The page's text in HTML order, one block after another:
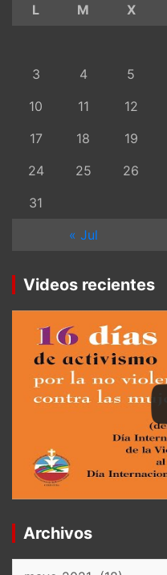
L
M X
3
4 5
10
11 12
17
18 19
24
25 26
31
« Jul
Videos recientes
Archivos